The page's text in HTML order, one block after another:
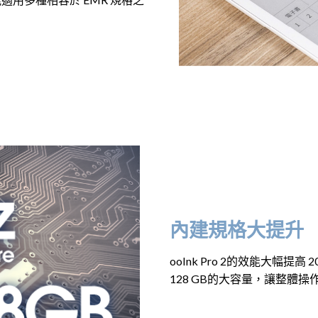
內建規格大提升
ooInk Pro 2的效能大幅提高
128 GB的大容量，讓整體操